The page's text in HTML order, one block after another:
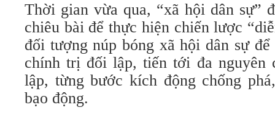
Thời gian vừa qua, “xã hội dân sự”
chiêu bài để thực hiện chiến lược
đối tượng núp bóng xã hội dân sự
chính trị đối lập, tiến tới đa nguyên
lập, từng bước kích động chống
bạo động.